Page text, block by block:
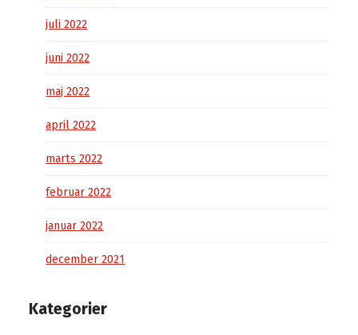
juli 2022
juni 2022
maj 2022
april 2022
marts 2022
februar 2022
januar 2022
december 2021
Kategorier